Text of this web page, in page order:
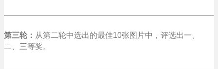
第三轮： 从第二轮中选出的最佳10张图片中，评选出一、
二、三等奖。